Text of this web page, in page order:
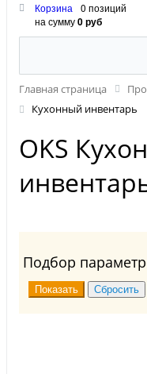
Корзина
0 позиций
на сумму0 руб
Главная страница
Кухонный инвентарь
OKS
Подбор